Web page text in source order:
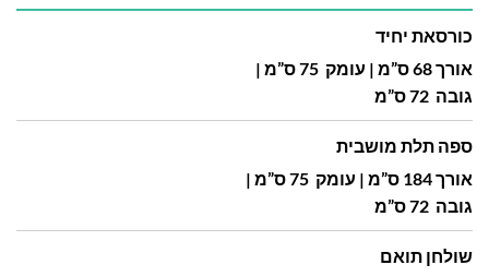
כורסאת יחיד
אורך 68 ס”מ | עומק 75 ס”מ |
גובה 72 ס”מ
ספה תלת מושבית
אורך 184 ס”מ | עומק 75 ס”מ |
גובה 72 ס”מ
שולחן תואם